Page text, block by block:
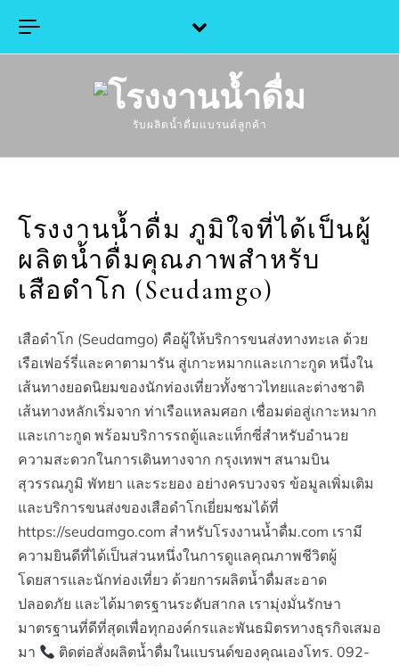
รับผลิตน้ำดื่มแบรนด์ลูกค้า
โรงงานน้ำดื่ม ภูมิใจที่ได้เป็นผู้
ผลิตน้ำดื่มคุณภาพสำหรับ
เสือดำโก (Seudamgo)
เสือดำโก (Seudamgo) คือผู้ให้บริการขนส่งทางทะเล ด้วย
เรือเฟอร์รี่และคาตามารัน สู่เกาะหมากและเกาะกูด หนึ่งใน
เส้นทางยอดนิยมของนักท่องเที่ยวทั้งชาวไทยและต่างชาติ
เส้นทางหลักเริ่มจาก ท่าเรือแหลมศอก เชื่อมต่อสู่เกาะหมาก
และเกาะกูด พร้อมบริการรถตู้และแท็กซี่สำหรับอำนวย
ความสะดวกในการเดินทางจาก กรุงเทพฯ สนามบิน
สุวรรณภูมิ พัทยา และระยอง อย่างครบวงจร ข้อมูลเพิ่มเติม
และบริการขนส่งของเสือดำโกเยี่ยมชมได้ที่
https://seudamgo.com สำหรับโรงงานน้ำดื่ม.com เรามี
ความยินดีที่ได้เป็นส่วนหนึ่งในการดูแลคุณภาพชีวิตผู้
โดยสารและนักท่องเที่ยว ด้วยการผลิตน้ำดื่มสะอาด
ปลอดภัย และได้มาตรฐานระดับสากล เรามุ่งมั่นรักษา
มาตรฐานที่ดีที่สุดเพื่อทุกองค์กรและพันธมิตรทางธุรกิจเสมอ
มา
ติดต่อสั่งผลิตน้ำดื่มในแบรนด์ของคุณเองโทร. 092-